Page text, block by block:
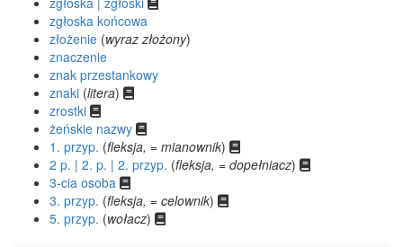
zgłoska końcowa
złożenie (wyraz złożony)
znaczenie
znak przestankowy
znaki (litera)
zrostki
żeńskie nazwy
1. przyp. (fleksja, = mianownik)
2 p. | 2. p. | 2. przyp. (fleksja, = dopełniacz)
3-cia osoba
3. przyp. (fleksja, = celownik)
5. przyp. (wołacz)